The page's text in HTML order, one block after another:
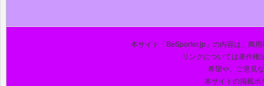
本サイト「BeSporter.jp」の内容は、商
リンクについては著作権
希望や、ご意見
本サイトの掲載ポ